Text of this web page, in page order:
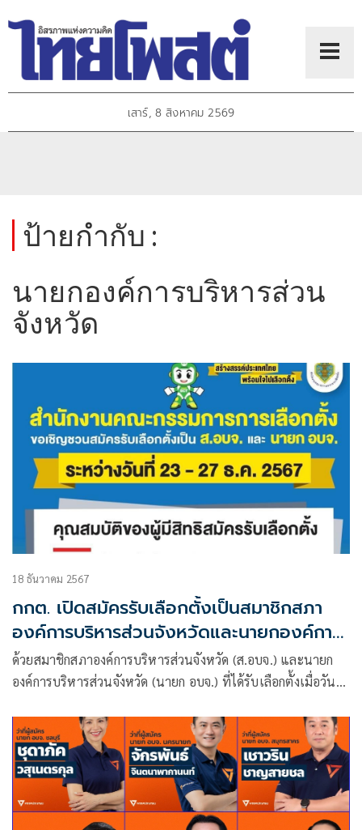
เสาร์, 8 สิงหาคม 2569
ป้ายกำกับ :
นายกองค์การบริหารส่วน
จังหวัด
18 ธันวาคม 2567
กกต. เปิดสมัครรับเลือกตั้งเป็นสมาชิกสภา
องค์การบริหารส่วนจังหวัดและนายกองค์การ
บริหารส่วนจังหวัด ระหว่างวันที่ 23 – 27
ธันวาคม 2567
ด้วยสมาชิกสภาองค์การบริหารส่วนจังหวัด (ส.อบจ.) และนายก
องค์การบริหารส่วนจังหวัด (นายก อบจ.) ที่ได้รับเลือกตั้งเมื่อวันที่
ธันวาคม 2567 ซึ่งคณะกรรมการการเลือกตั้ง ได้เห็นชอบแผนการ
จัดการเลือกตั้งสมาชิกสภาองค์การบริหารส่วนจังหวัดและนายก
องค์กา